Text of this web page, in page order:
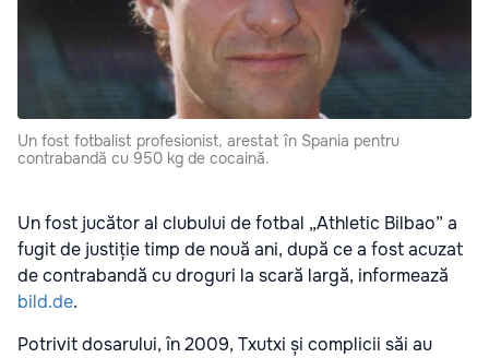
Un fost fotbalist profesionist, arestat în Spania pentru
contrabandă cu 950 kg de cocaină.
Un fost jucător al clubului de fotbal „Athletic Bilbao” a
fugit de justiție timp de nouă ani, după ce a fost acuzat
de contrabandă cu droguri la scară largă, informează
bild.de.
Potrivit dosarului, în 2009, Txutxi și complicii săi au